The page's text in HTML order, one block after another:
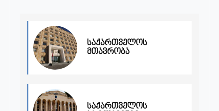
საქართველოს
მთავრობა
საქართველოს